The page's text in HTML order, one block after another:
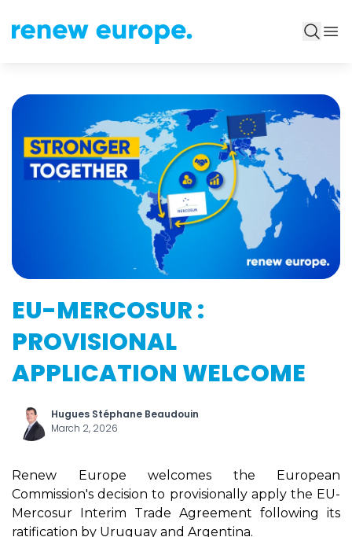
EU-MERCOSUR :
PROVISIONAL
APPLICATION WELCOME
Hugues Stéphane Beaudouin
March 2, 2026
Renew Europe welcomes the European
Commission's decision to provisionally apply the EU-
Mercosur Interim Trade Agreement following its
ratification by Uruguay and Argentina.